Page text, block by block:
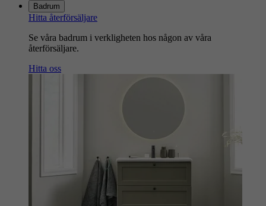
Badrum
Hitta återförsäljare
Se våra badrum i verkligheten hos någon av våra
återförsäljare.
Hitta oss